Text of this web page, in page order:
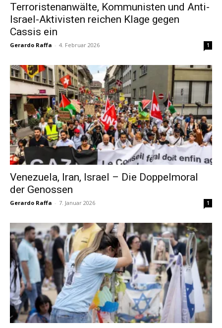
Terroristenanwälte, Kommunisten und Anti-
Israel-Aktivisten reichen Klage gegen
Cassis ein
Gerardo Raffa - 4. Februar 2026 1
Venezuela, Iran, Israel – Die Doppelmoral
der Genossen
Gerardo Raffa - 7. Januar 2026 1